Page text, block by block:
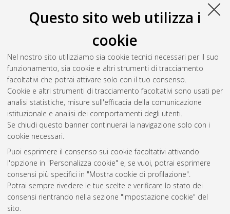
Questo sito web utilizza i
cookie
Nel nostro sito utilizziamo sia cookie tecnici necessari per il suo
funzionamento, sia cookie e altri strumenti di tracciamento
facoltativi che potrai attivare solo con il tuo consenso.
Cookie e altri strumenti di tracciamento facoltativi sono usati per
analisi statistiche, misure sull'efficacia della comunicazione
istituzionale e analisi dei comportamenti degli utenti.
Se chiudi questo banner continuerai la navigazione solo con i
cookie necessari.
Puoi esprimere il consenso sui cookie facoltativi attivando
l'opzione in "Personalizza cookie" e, se vuoi, potrai esprimere
consensi più specifici in "Mostra cookie di profilazione".
Potrai sempre rivedere le tue scelte e verificare lo stato dei
consensi rientrando nella sezione "Impostazione cookie" del
sito.
Salva citazione
Condividi
Il full-text non è disponibile per scelta dell'autore. (
Abstract
Altri metadati
Gestione del documento:
Atom
Rss 1.0
Rss 2.0